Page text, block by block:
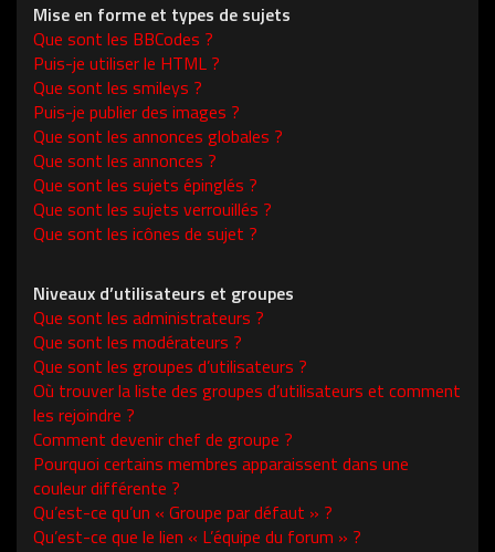
Mise en forme et types de sujets
Que sont les BBCodes ?
Puis-je utiliser le HTML ?
Que sont les smileys ?
Puis-je publier des images ?
Que sont les annonces globales ?
Que sont les annonces ?
Que sont les sujets épinglés ?
Que sont les sujets verrouillés ?
Que sont les icônes de sujet ?
Niveaux d’utilisateurs et groupes
Que sont les administrateurs ?
Que sont les modérateurs ?
Que sont les groupes d’utilisateurs ?
Où trouver la liste des groupes d’utilisateurs et comment
les rejoindre ?
Comment devenir chef de groupe ?
Pourquoi certains membres apparaissent dans une
couleur différente ?
Qu’est-ce qu’un « Groupe par défaut » ?
Qu’est-ce que le lien « L’équipe du forum » ?